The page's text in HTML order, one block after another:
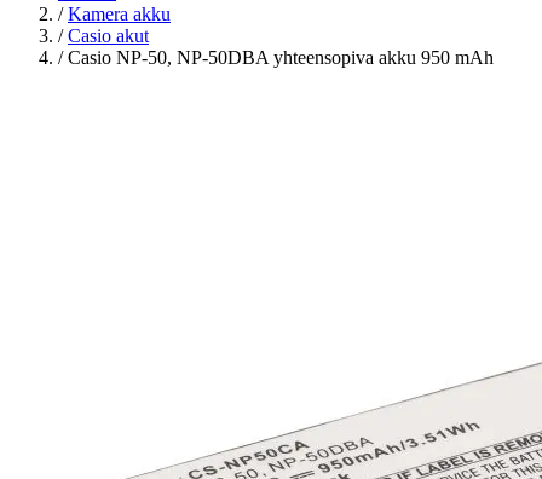
/ Kamera akku
/ Casio akut
/ Casio NP-50, NP-50DBA yhteensopiva akku 950 mAh